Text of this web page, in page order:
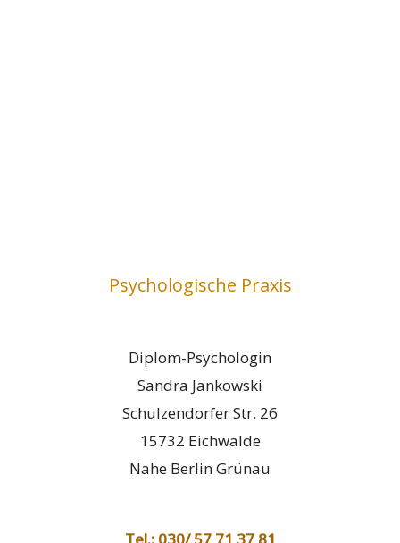
Psychologische Praxis
Diplom-Psychologin
Sandra Jankowski
Schulzendorfer Str. 26
15732 Eichwalde
Nahe Berlin Grünau
Tel.: 030/ 57 71 37 81